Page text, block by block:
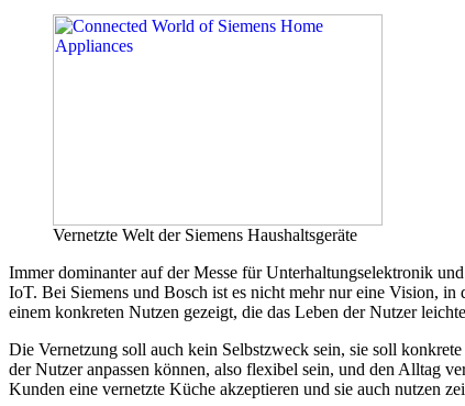
Vernetzte Welt der Siemens Haushaltsgeräte
Immer dominanter auf der Messe für Unterhaltungselektronik
IoT. Bei Siemens und Bosch ist es nicht mehr nur eine Vision,
einem konkreten Nutzen gezeigt, die das Leben der Nutzer
Die Vernetzung soll auch kein Selbstzweck sein, sie soll
der Nutzer anpassen können, also flexibel sein, und den Alltag
Kunden eine vernetzte Küche akzeptieren und sie auch nutzen